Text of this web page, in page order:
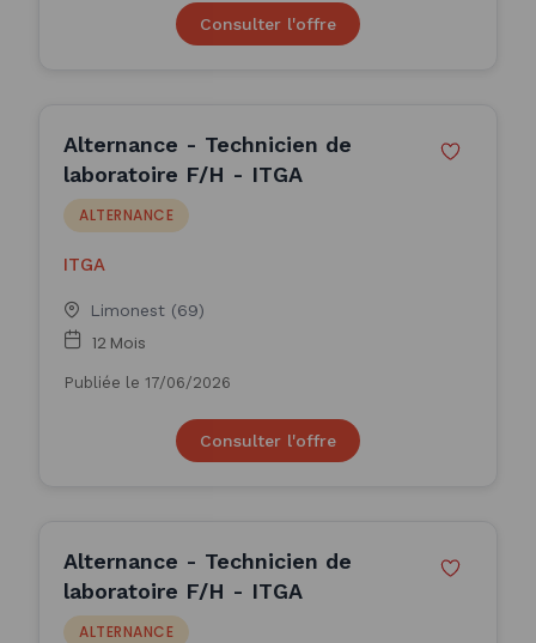
Consulter l'offre
Alternance - Technicien de
laboratoire F/H - ITGA
ALTERNANCE
ITGA
Limonest (69)
12 Mois
Publiée le 17/06/2026
Consulter l'offre
Alternance - Technicien de
laboratoire F/H - ITGA
ALTERNANCE